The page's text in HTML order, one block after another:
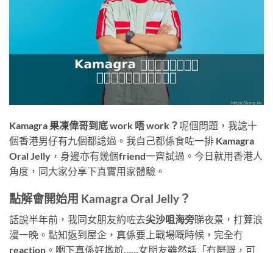
Kamagra 果凍偉哥到底 work 唔 work？ 呢個問題，我諗十
個香港男仔有九個都諗過。我自己都係食咗一排 Kamagra
Oral Jelly，身邊亦有幾個friend一齊試過。今日就用香港人
角度，同大家分享下真實用家體驗。
點解會開始用 Kamagra Oral Jelly？
話說半年前，我同女朋友約咗去尖沙咀海旁睇夜景，打算浪
漫一晚。點知返到屋企，真係要上戰場嘅時候，完全冇
reaction。嗰下真係好尷尬……女朋友雖然話「冇嘢嘅，可